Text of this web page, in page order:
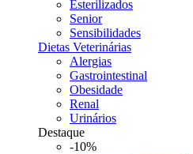
Esterilizados
Senior
Sensibilidades
Dietas Veterinárias
Alergias
Gastrointestinal
Obesidade
Renal
Urinários
Destaque
-10%